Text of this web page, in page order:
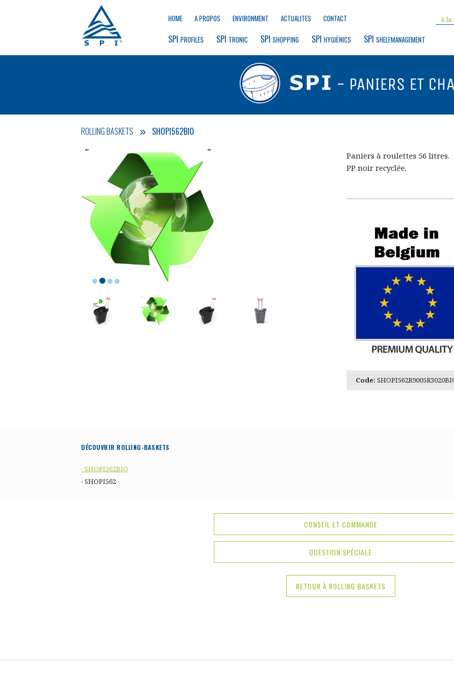
HOME A PROPOS ENVIRONMENT ACTUALITES CONTACT
SPI PROFILES SPI TRONIC SPI SHOPPING SPI HYGIËNICS SPI SHELFMANAGEMENT
- PANIERS ET
ROLLING BASKETS SHOPI562BIO
Paniers à roulettes 56 litres.
PP noir recyclée.
Code:
DÉCOUVRIR ROLLING-BASKETS
- SHOPI562BIO
- SHOPI562
CONSEIL ET COMMANDE
QUESTION SPÉCIALE
RETOUR À ROLLING BASKETS